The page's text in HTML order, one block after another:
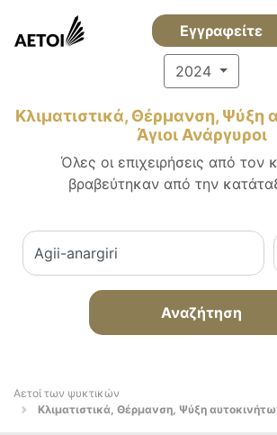
Εγγραφείτε
2024
Κλιματιστικά, Θέρμανση, Ψύξη
Άγιοι Ανάργυροι
Όλες οι επιχειρήσεις από τον
βραβεύτηκαν από την
Αναζήτηση
Αετοί των ψυκτικών
Κλιματιστικά, Θέρμανση, Ψύξη